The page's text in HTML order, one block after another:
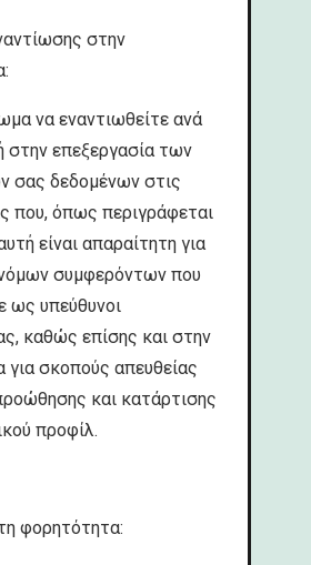
στην
να εναντιωθείτε ανά
στην επεξεργασία των
σας δεδομένων στις
που, όπως περιγράφεται
είναι απαραίτητη για
συμφερόντων που
ως υπεύθυνοι
καθώς επίσης και στην
για σκοπούς απευθείας
και κατάρτισης
προφίλ.
φορητότητα: